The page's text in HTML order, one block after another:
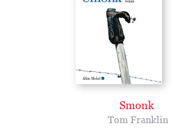
Smonk
Tom Franklin